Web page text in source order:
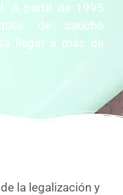
A partir de 1995
de caucho
llegar a más de
la legalización y